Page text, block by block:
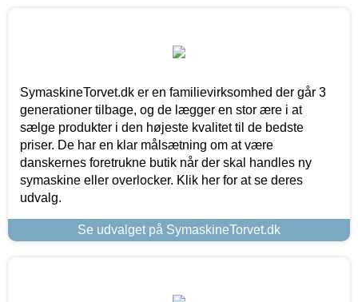
SymaskineTorvet.dk er en familievirksomhed der går 3
generationer tilbage, og de lægger en stor ære i at
sælge produkter i den højeste kvalitet til de bedste
priser. De har en klar målsætning om at være
danskernes foretrukne butik når der skal handles ny
symaskine eller overlocker. Klik her for at se deres
udvalg.
Se udvalget på SymaskineTorvet.dk